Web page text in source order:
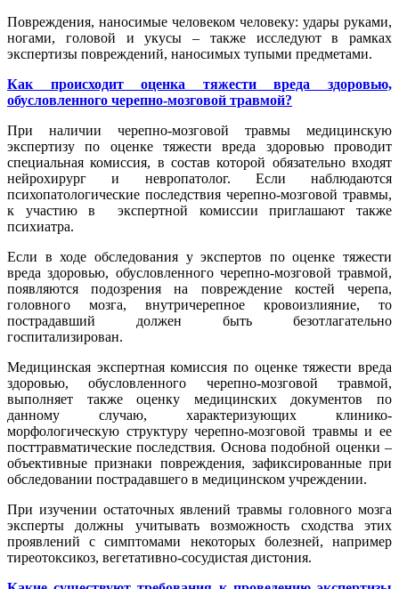
Повреждения, наносимые человеком человеку: удары руками,
ногами, головой и укусы – также исследуют в рамках
экспертизы повреждений, наносимых тупыми предметами.
Как происходит оценка тяжести вреда здоровью,
обусловленного черепно-мозговой травмой?
При наличии черепно-мозговой травмы медицинскую
экспертизу по оценке тяжести вреда здоровью проводит
специальная комиссия, в состав которой обязательно входят
нейрохирург и невропатолог. Если наблюдаются
психопатологические последствия черепно-мозговой травмы,
к участию в экспертной комиссии приглашают также
психиатра.
Если в ходе обследования у экспертов по оценке тяжести
вреда здоровью, обусловленного черепно-мозговой травмой,
появляются подозрения на повреждение костей черепа,
головного мозга, внутричерепное кровоизлияние, то
пострадавший должен быть безотлагательно
госпитализирован.
Медицинская экспертная комиссия по оценке тяжести вреда
здоровью, обусловленного черепно-мозговой травмой,
выполняет также оценку медицинских документов по
данному случаю, характеризующих клинико-
морфологическую структуру черепно-мозговой травмы и ее
посттравматические последствия. Основа подобной оценки –
объективные признаки повреждения, зафиксированные при
обследовании пострадавшего в медицинском учреждении.
При изучении остаточных явлений травмы головного мозга
эксперты должны учитывать возможность сходства этих
проявлений с симптомами некоторых болезней, например
тиреотоксикоз, вегетативно-сосудистая дистония.